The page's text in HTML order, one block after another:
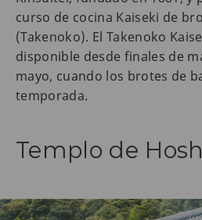
curso de cocina Kaiseki de
(Takenoko). El Takenoko
disponible desde finales de
mayo, cuando los brotes de
temporada.
Templo de